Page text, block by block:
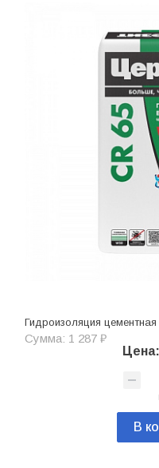
Гидроизоляция
Сумма: 1 287 ₽
В